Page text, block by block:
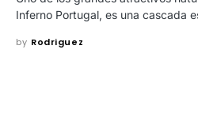
Inferno Portugal, es una cascada
by Rodriguez